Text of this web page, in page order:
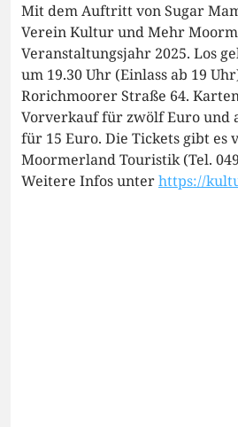
Mit dem Auftritt von Sugar
Verein Kultur und Mehr
Veranstaltungsjahr 2025. Los
um 19.30 Uhr (Einlass ab 19
Rorichmoorer Straße 64.
Vorverkauf für zwölf Euro und
für 15 Euro. Die Tickets gibt es
Moormerland Touristik (Tel.
Weitere Infos unterhttps://